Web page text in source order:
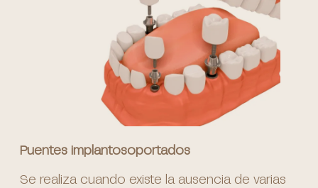
Puentes implantosoportados
Se realiza cuando existe la ausencia de varias